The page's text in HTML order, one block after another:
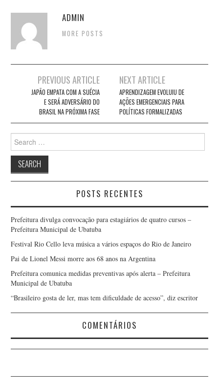
ADMIN
MORE POSTS
navigation
PREVIOUS ARTICLE
JAPÃO EMPATA COM A SUÉCIA
E SERÁ ADVERSÁRIO DO
BRASIL NA PRÓXIMA FASE
NEXT ARTICLE
APRENDIZAGEM EVOLUIU DE
AÇÕES EMERGENCIAIS PARA
POLÍTICAS FORMALIZADAS
Search
for:
POSTS RECENTES
Prefeitura divulga convocação para estagiários de quatro cursos –
Prefeitura Municipal de Ubatuba
Festival Rio Cello leva música a vários espaços do Rio de Janeiro
Pai de Lionel Messi morre aos 68 anos na Argentina
Prefeitura comunica medidas preventivas após alerta – Prefeitura
Municipal de Ubatuba
“Brasileiro gosta de ler, mas tem dificuldade de acesso”, diz escritor
COMENTÁRIOS